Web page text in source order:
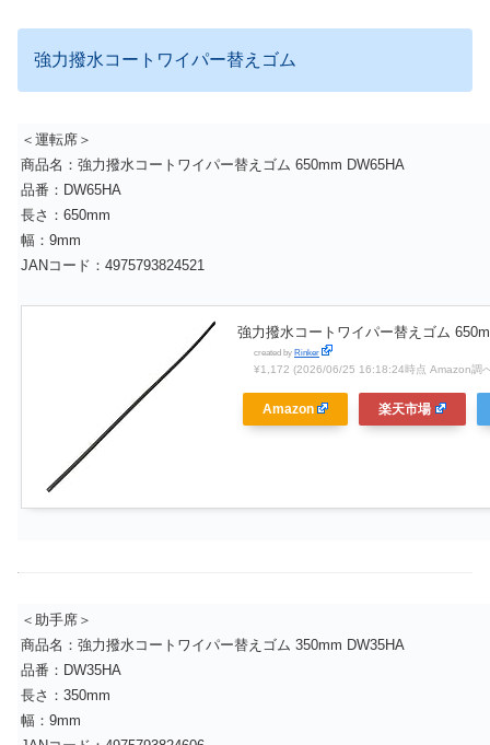
強力撥水コートワイパー替えゴム
＜運転席＞
商品名：強力撥水コートワイパー替えゴム 650mm DW65HA
品番：DW65HA
長さ：650mm
幅：9mm
JANコード：4975793824521
強力撥水コートワイパー替えゴム
created by Rinker
¥1,172 (2026/06/25 16:18:24時点 Amazon調
Amazon 楽天市場
＜助手席＞
商品名：強力撥水コートワイパー替えゴム 350mm DW35HA
品番：DW35HA
長さ：350mm
幅：9mm